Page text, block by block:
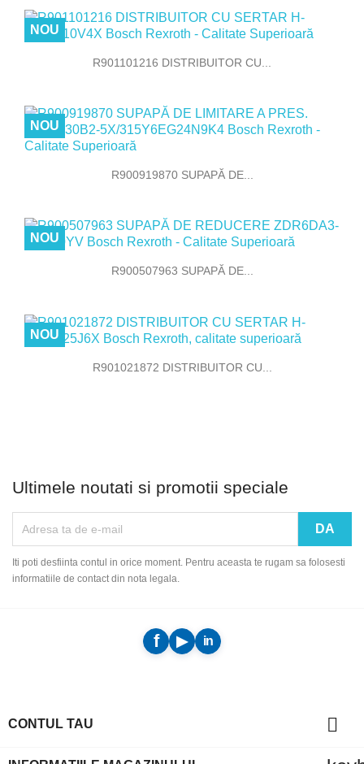
R901101216 DISTRIBUITOR CU...
NOU
R900919870 SUPAPĂ DE...
NOU
R900507963 SUPAPĂ DE...
NOU
R901021872 DISTRIBUITOR CU...
NOU
Ultimele noutati si promotii speciale
Iti poti desfiinta contul in orice moment. Pentru aceasta te rugam sa folosesti
informatiile de contact din nota legala.
CONTUL TAU 